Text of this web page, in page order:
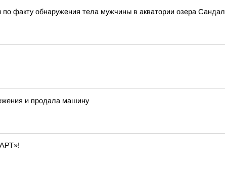
факту обнаружения тела мужчины в акватории озера Сандал
и продала машину